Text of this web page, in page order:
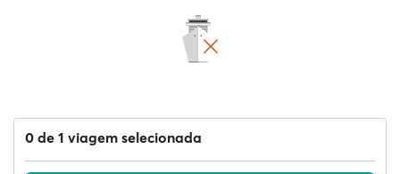
0 de 1 viagem selecionada